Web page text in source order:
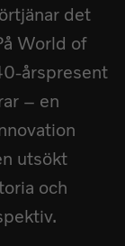
det
World of
årspresent
– en
utsökt
och